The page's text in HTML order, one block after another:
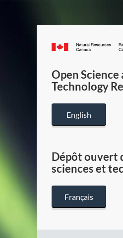
Open Science
Technology
English
Dépôt ouvert
sciences et
Français